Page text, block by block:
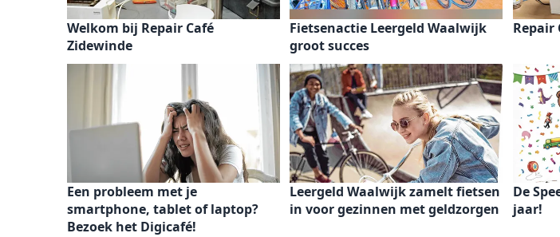
Welkom bij Repair Café
Zidewinde
Fietsenactie Leergeld Waalwijk
groot succes
Repair
Een probleem met je
smartphone, tablet of laptop?
Bezoek het Digicafé!
Leergeld Waalwijk zamelt fietsen
in voor gezinnen met geldzorgen
De
jaar!